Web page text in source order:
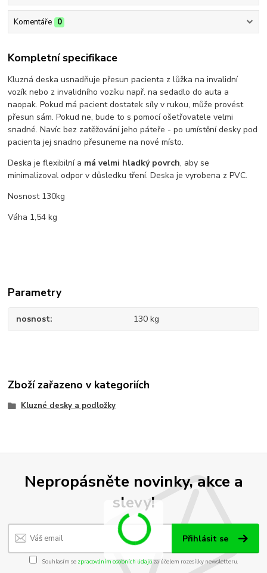
Komentáře 0
Kompletní specifikace
Kluzná deska usnadňuje přesun pacienta z lůžka na invalidní
vozík nebo z invalidního vozíku např. na sedadlo do auta a
naopak. Pokud má pacient dostatek síly v rukou, může provést
přesun sám. Pokud ne, bude to s pomocí ošetřovatele velmi
snadné. Navíc bez zatěžování jeho páteře - po umístění desky pod
pacienta jej snadno přesuneme na nové místo.
Deska je flexibilní a má velmi hladký povrch, aby se
minimalizoval odpor v důsledku tření. Deska je vyrobena z PVC.
Nosnost 130kg
Váha 1,54 kg
Parametry
nosnost 130 kg
Zboží zařazeno v kategoriích
Kluzné desky a podložky
Nepropásněte novinky, akce a
slevy!
Přihlásit se
Souhlasím se zpracováním osobních údajůza účelem rozesílky newsletteru.